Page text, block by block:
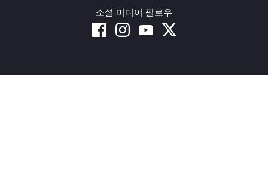
소셜 미디어 팔로우